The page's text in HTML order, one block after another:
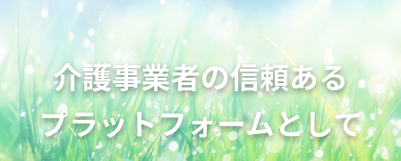
在宅介護サービスの質的向
上を目指して
～民間介護事業者の発展を通じ、
安心して介護を受けられる社会へ～
介護事業者の信頼ある
プラットフォームとして
会員募集中
入会のご案内へ
介護を通じて、
人と社会と未来を結ぶ